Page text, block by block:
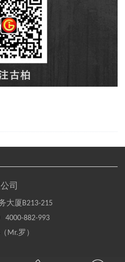
司
大厦B213-215
4000-882-993
Mr.罗）